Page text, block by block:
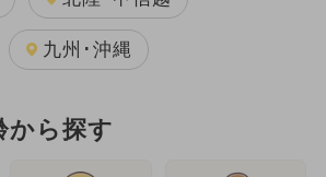
九州･沖縄
から探す